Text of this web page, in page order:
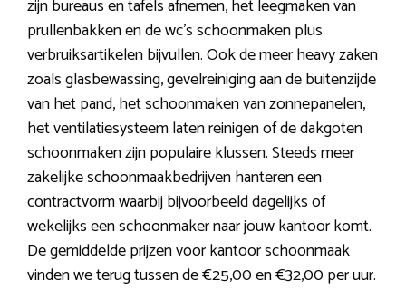
zijn bureaus en tafels afnemen, het leegmaken van
prullenbakken en de wc’s schoonmaken plus
verbruiksartikelen bijvullen. Ook de meer heavy zaken
zoals glasbewassing, gevelreiniging aan de buitenzijde
van het pand, het schoonmaken van zonnepanelen,
het ventilatiesysteem laten reinigen of de dakgoten
schoonmaken zijn populaire klussen. Steeds meer
zakelijke schoonmaakbedrijven hanteren een
contractvorm waarbij bijvoorbeeld dagelijks of
wekelijks een schoonmaker naar jouw kantoor komt.
De gemiddelde prijzen voor kantoor schoonmaak
vinden we terug tussen de €25,00 en €32,00 per uur.